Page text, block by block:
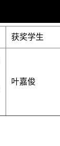
获奖学生
叶嘉俊